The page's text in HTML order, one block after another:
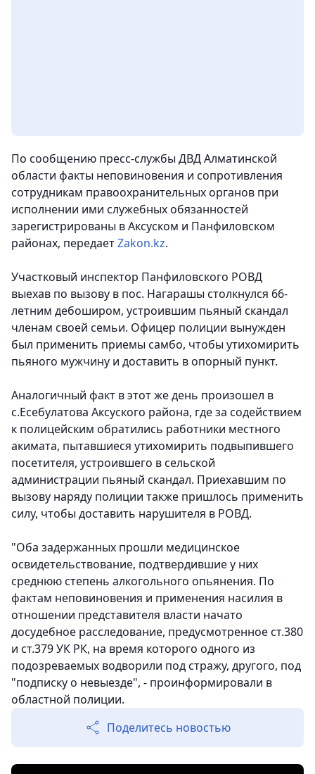
По сообщению пресс-службы ДВД Алматинской
области факты неповиновения и сопротивления
сотрудникам правоохранительных органов при
исполнении ими служебных обязанностей
зарегистрированы в Аксуском и Панфиловском
районах, передаетZakon.kz.
Участковый инспектор Панфиловского РОВД
выехав по вызову в пос. Нагарашы столкнулся 66-
летним дебоширом, устроившим пьяный скандал
членам своей семьи. Офицер полиции вынужден
был применить приемы самбо, чтобы утихомирить
пьяного мужчину и доставить в опорный пункт.
Аналогичный факт в этот же день произошел в
с.Есебулатова Аксуского района, где за содействием
к полицейским обратились работники местного
акимата, пытавшиеся утихомирить подвыпившего
посетителя, устроившего в сельской
администрации пьяный скандал. Приехавшим по
вызову наряду полиции также пришлось применить
силу, чтобы доставить нарушителя в РОВД.
"Оба задержанных прошли медицинское
освидетельствование, подтвердившие у них
среднюю степень алкогольного опьянения. По
фактам неповиновения и применения насилия в
отношении представителя власти начато
досудебное расследование, предусмотренное ст.380
и ст.379 УК РК, на время которого одного из
подозреваемых водворили под стражу, другого, под
"подписку о невыезде", - проинформировали в
областной полиции.
Поделитесь новостью